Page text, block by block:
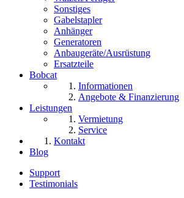
Sonstiges
Gabelstapler
Anhänger
Generatoren
Anbaugeräte/Ausrüstung
Ersatzteile
Bobcat
Informationen
Angebote & Finanzierung
Leistungen
Vermietung
Service
Kontakt
Blog
Support
Testimonials